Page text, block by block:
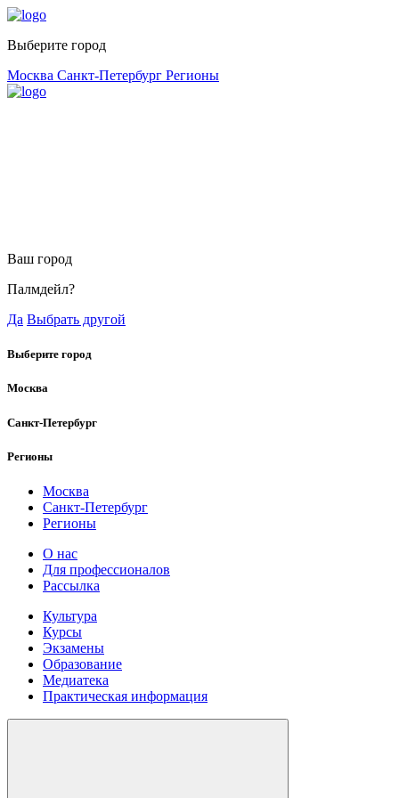
Выберите город
Москва Санкт-Петербург Регионы
Ваш город
Палмдейл?
Да Выбрать другой
Выберите город
Москва
Санкт-Петербург
Регионы
Москва
Санкт-Петербург
Регионы
О нас
Для профессионалов
Рассылка
Культура
Курсы
Экзамены
Образование
Медиатека
Практическая информация